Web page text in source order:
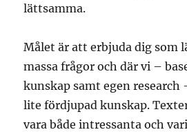
lättsamma.
Målet är att erbjuda dig som
massa frågor och där vi –
kunskap samt egen research
lite fördjupad kunskap.
vara både intressanta och